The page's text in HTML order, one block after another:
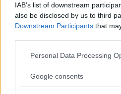
IAB’s list of downstream
also be disclosed by us to third
Downstream Participants that
Please note that this website/
not limited to your visit or usage
Personal Data Processing
Google consents
50 g. di funghi coltivati
2 gambi di sedano bianco
2 cucchiai di salsa di soia
VINI CONSIGLIATI